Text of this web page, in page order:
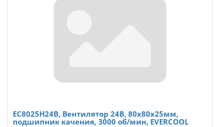
EC8025H24B, Вентилятор 24В, 80x80x25мм,
подшипник качения, 3000 об/мин, EVERCOOL